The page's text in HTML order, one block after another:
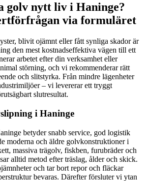
golv nytt liv i Haninge?
via formuläret
blivit ojämnt eller fått synliga skador är
den mest kostnadseffektiva vägen till ett
arbetet efter din verksamhet eller
störning, och vi rekommenderar rätt
och slitstyrka. Från mindre lägenheter
– vi levererar ett tryggt
slutresultat.
i Haninge
betyder snabb service, god logistik
moderna och äldre golvkonstruktioner i
massiva trägolv, fiskben, furubräder och
alltid metod efter träslag, ålder och skick.
och tar bort repor och fläckar
bevaras. Därefter försluter vi ytan